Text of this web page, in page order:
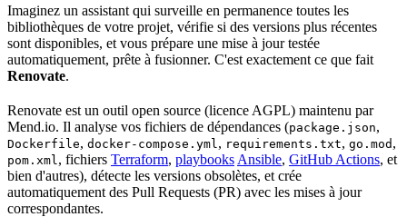
Imaginez un assistant qui surveille en permanence toutes les
bibliothèques de votre projet, vérifie si des versions plus récentes
sont disponibles, et vous prépare une mise à jour testée
automatiquement, prête à fusionner. C'est exactement ce que fait
Renovate.
Renovate est un outil open source (licence AGPL) maintenu par
Mend.io. Il analyse vos fichiers de dépendances (package.json,
Dockerfile, docker-compose.yml , requirements.txt, go.mod ,
pom.xml , fichiers Terraform, playbooks Ansible, GitHub Actions, et
bien d'autres), détecte les versions obsolètes, et crée
automatiquement des Pull Requests (PR) avec les mises à jour
correspondantes.